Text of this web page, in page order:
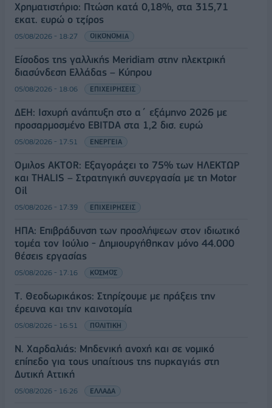
Χρηματιστήριο: Πτώση κατά 0,18%, στα 315,71
εκατ. ευρώ ο τζίρος
05/08/2026 - 18:27 ΟΙΚΟΝΟΜΙΑ
Είσοδος της γαλλικής Meridiam στην ηλεκτρική
διασύνδεση Ελλάδας – Κύπρου
05/08/2026 - 18:06 ΕΠΙΧΕΙΡΗΣΕΙΣ
ΔΕΗ: Ισχυρή ανάπτυξη στο α΄ εξάμηνο 2026 με
προσαρμοσμένο EBITDA στα 1,2 δισ. ευρώ
05/08/2026 - 17:51 ΕΝΕΡΓΕΙΑ
Όμιλος AKTOR: Εξαγοράζει το 75% των ΗΛΕΚΤΩΡ
και THALIS – Στρατηγική συνεργασία με τη Motor
Oil
05/08/2026 - 17:39 ΕΠΙΧΕΙΡΗΣΕΙΣ
ΗΠΑ: Επιβράδυνση των προσλήψεων στον ιδιωτικό
τομέα τον Ιούλιο - Δημιουργήθηκαν μόνο 44.000
θέσεις εργασίας
05/08/2026 - 17:16 ΚΟΣΜΟΣ
Τ. Θεοδωρικάκος: Στηρίζουμε με πράξεις την
έρευνα και την καινοτομία
05/08/2026 - 16:51 ΠΟΛΙΤΙΚΗ
Ν. Χαρδαλιάς: Μηδενική ανοχή και σε νομικό
επίπεδο για τους υπαίτιους της πυρκαγιάς στη
Δυτική Αττική
05/08/2026 - 16:26 ΕΛΛΑΔΑ